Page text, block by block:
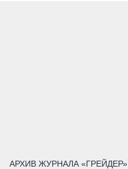
АРХИВ ЖУРНАЛА «ГРЕЙДЕР»